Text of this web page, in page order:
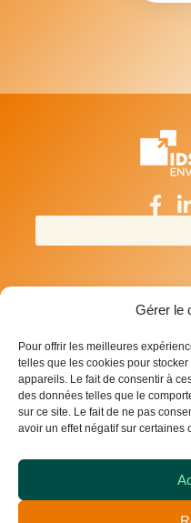
Gérer le
Pour offrir les meilleures
telles que les cookies pour
appareils. Le fait de consentir à
des données telles que le
sur ce site. Le fait de ne pas
avoir un effet négatif sur certaines